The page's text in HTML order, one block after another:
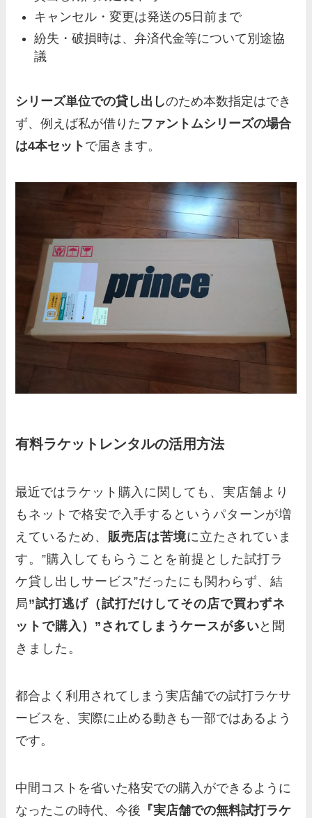
キャンセル・変更は発送の5日前まで
紛失・破損時は、弁済代金等について別途協
議
シリーズ単位での貸し出しのため本数指定はでき
ず、例えば私が借りた ファントムシリーズの場合
は4本セット で届きます。
有料ラケットレンタルの活用方法
最近ではラケット購入に関しても、 実店舗より
も ネットで格安で入手するというパターンが増
えているため、 販売店は苦境に立たされていま
す。”購入してもらうことを前提とした試打ラ
ケ貸し出しサービス”だったにも関わらず、結
局”試打逃げ（試打だけしてその店で買わずネ
ットで購入）”されてしまうケースが多いと聞
きました。
都合よく利用されてしまう実店舗での試打ラケサ
ービスを、実際に止める動きも一部ではあるよう
です。
中間コストを省いた格安での購入ができるように
なったこの時代、今後 『実店舗での無料試打ラケ